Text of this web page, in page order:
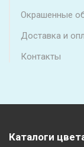
Окрашенные
Доставка и
Контакты
Каталоги